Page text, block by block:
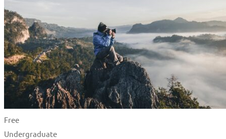
Free
Undergraduate